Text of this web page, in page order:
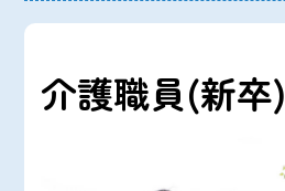
介護職員(新卒)